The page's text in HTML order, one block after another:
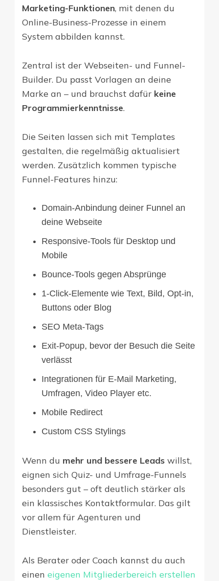
Marketing-Funktionen, mit denen du
Online-Business-Prozesse in einem
System abbilden kannst.
Zentral ist der Webseiten- und Funnel-
Builder. Du passt Vorlagen an deine
Marke an – und brauchst dafür keine
Programmierkenntnisse.
Die Seiten lassen sich mit Templates
gestalten, die regelmäßig aktualisiert
werden. Zusätzlich kommen typische
Funnel-Features hinzu:
Domain-Anbindung deiner Funnel an
deine Webseite
Responsive-Tools für Desktop und
Mobile
Bounce-Tools gegen Absprünge
1-Click-Elemente wie Text, Bild, Opt-in,
Buttons oder Blog
SEO Meta-Tags
Exit-Popup, bevor der Besuch die Seite
verlässt
Integrationen für E-Mail Marketing,
Umfragen, Video Player etc.
Mobile Redirect
Custom CSS Stylings
Wenn du mehr und bessere Leads willst,
eignen sich Quiz- und Umfrage-Funnels
besonders gut – oft deutlich stärker als
ein klassisches Kontaktformular. Das gilt
vor allem für Agenturen und
Dienstleister.
Als Berater oder Coach kannst du auch
einen eigenen Mitgliederbereich erstellen